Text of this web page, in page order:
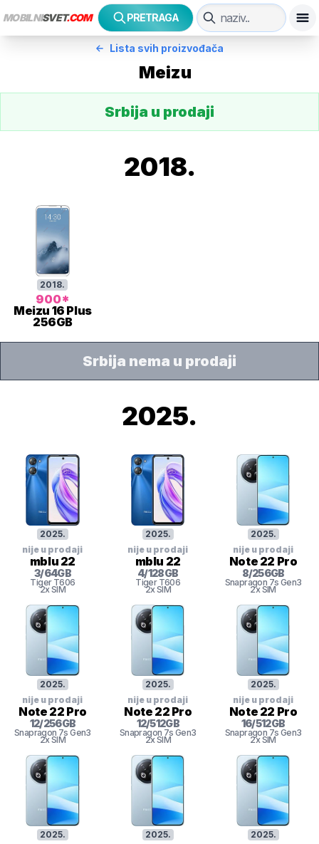
MOBILNISVET.COM PRETRAGA
Lista svih proizvođača
Meizu
Srbija u prodaji
2018.
2018.
900*
Meizu 16 Plus
256GB
Srbija nema u prodaji
2025.
2025.
nije u prodaji
mblu 22
3/64GB
Tiger T606
2x SIM
2025.
nije u prodaji
mblu 22
4/128GB
Tiger T606
2x SIM
2025.
nije u prodaji
Note 22 Pro
8/256GB
Snapragon 7s Gen3
2x SIM
2025.
nije u prodaji
Note 22 Pro
12/256GB
Snapragon 7s Gen3
2x SIM
2025.
nije u prodaji
Note 22 Pro
12/512GB
Snapragon 7s Gen3
2x SIM
2025.
nije u prodaji
Note 22 Pro
16/512GB
Snapragon 7s Gen3
2x SIM
2025.
2025.
2025.